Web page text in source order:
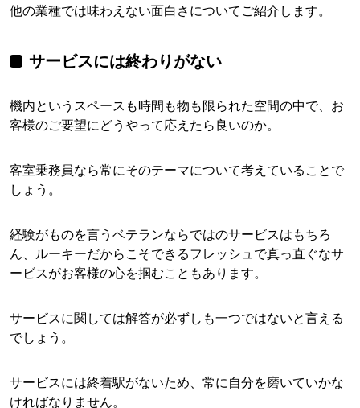
他の業種では味わえない面白さについてご紹介します。
サービスには終わりがない
機内というスペースも時間も物も限られた空間の中で、お
客様のご要望にどうやって応えたら良いのか。
客室乗務員なら常にそのテーマについて考えていることで
しょう。
経験がものを言うベテランならではのサービスはもちろ
ん、ルーキーだからこそできるフレッシュで真っ直ぐなサ
ービスがお客様の心を掴むこともあります。
サービスに関しては解答が必ずしも一つではないと言える
でしょう。
サービスには終着駅がないため、常に自分を磨いていかな
ければなりません。